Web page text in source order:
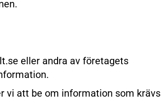
eller andra av företagets
vi att be om information som krävs